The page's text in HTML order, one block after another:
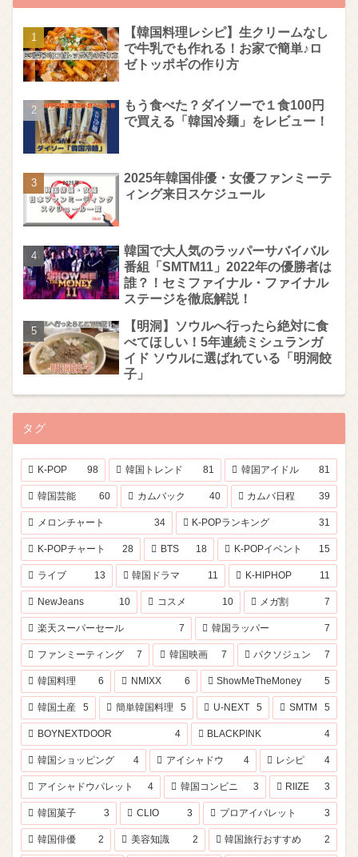
【韓国料理レシピ】生クリームなし
で牛乳でも作れる！お家で簡単♪ロ
ゼトッポギの作り方
もう食べた？ダイソーで１食100円
で買える「韓国冷麺」をレビュー！
2025年韓国俳優・女優ファンミーテ
ィング来日スケジュール
韓国で大人気のラッパーサバイバル
番組「SMTM11」2022年の優勝者は
誰？！セミファイナル・ファイナル
ステージを徹底解説！
【明洞】ソウルへ行ったら絶対に食
べてほしい！5年連続ミシュランガ
イド ソウルに選ばれている「明洞餃
子」
タグ
K-POP 98 韓国トレンド 81 韓国アイドル 81
韓国芸能 60 カムバック 40 カムバ日程 39
メロンチャート 34 K-POPランキング 31
K-POPチャート 28 BTS 18 K-POPイベント 15
ライブ 13 韓国ドラマ 11 K-HIPHOP 11
NewJeans 10 コスメ 10 メガ割 7
楽天スーパーセール 7 韓国ラッパー 7
ファンミーティング 7 韓国映画 7 パクソジュン 7
韓国料理 6 NMIXX 6 ShowMeTheMoney 5
韓国土産 5 簡単韓国料理 5 U-NEXT 5 SMTM 5
BOYNEXTDOOR 4 BLACKPINK 4
韓国ショッピング 4 アイシャドウ 4 レシピ 4
アイシャドウパレット 4 韓国コンビニ 3 RIIZE 3
韓国菓子 3 CLIO 3 プロアイパレット 3
韓国俳優 2 美容知識 2 韓国旅行おすすめ 2